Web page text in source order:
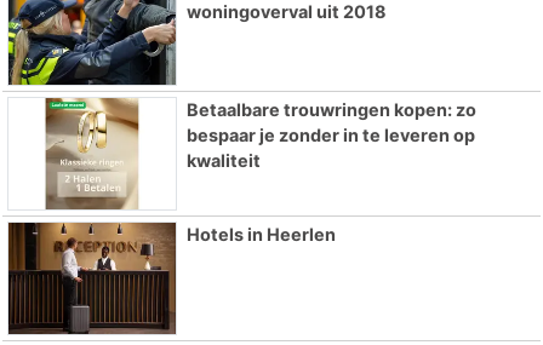
woningoverval uit 2018
Betaalbare trouwringen kopen: zo
bespaar je zonder in te leveren op
kwaliteit
Hotels in Heerlen